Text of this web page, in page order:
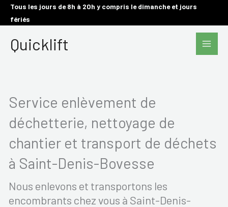
AllerTous les jours de 8h à 20h y compris le dimanche et jours
fériés
Quicklift
Main
Service enlèvement de
déchetterie, nettoyage de
chantier et transport de déchets
à Saint-Denis-Bovesse
Nous enlevons et transportons les
encombrants chez vous à Saint-Denis-